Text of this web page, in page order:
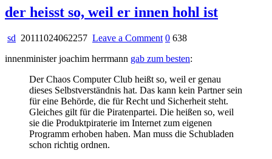
der heisst so, weil er innen hohl ist
sd 20111024062257 Leave a Commenton
heisst
weil
er
innen
hohl
ist
0 638
innenminister joachim herrmann gab zum besten:
Der Chaos Computer Club heißt so, weil er genau
dieses Selbstverständnis hat. Das kann kein Partner sein
für eine Behörde, die für Recht und Sicherheit steht.
Gleiches gilt für die Piratenpartei. Die heißen so, weil
sie die Produktpiraterie im Internet zum eigenen
Programm erhoben haben. Man muss die Schubladen
schon richtig ordnen.